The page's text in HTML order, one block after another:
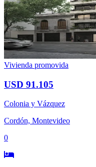
Vivienda promovida
USD 91.105
Colonia y Vázquez
Cordón, Montevideo
0